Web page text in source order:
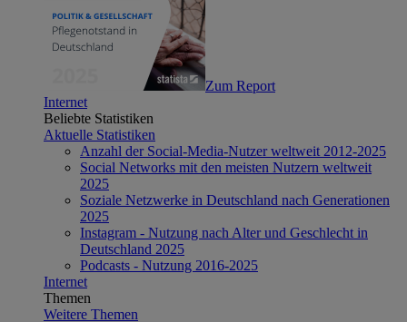
Zum Report
Internet
Beliebte Statistiken
Aktuelle Statistiken
Anzahl der Social-Media-Nutzer weltweit 2012-2025
Social Networks mit den meisten Nutzern weltweit
2025
Soziale Netzwerke in Deutschland nach Generationen
2025
Instagram - Nutzung nach Alter und Geschlecht in
Deutschland 2025
Podcasts - Nutzung 2016-2025
Internet
Themen
Weitere Themen